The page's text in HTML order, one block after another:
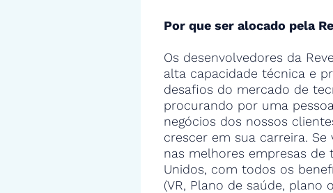
Por que ser alocado pela
Os desenvolvedores da
alta capacidade técnica e
desafios do mercado de
procurando por uma
negócios dos nossos
crescer em sua carreira.
nas melhores empresas de
Unidos, com todos os
(VR, Plano de saúde, plano